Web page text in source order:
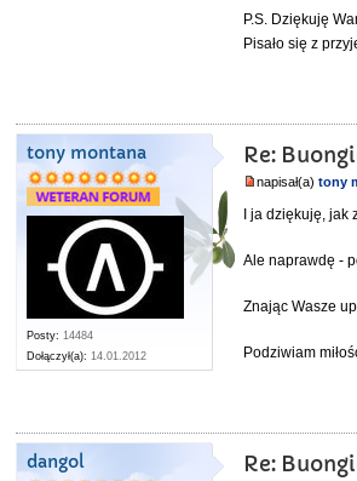
P.S. Dziękuję
Pisało się z
tony montana
Posty: 14484
Dołączył(a): 14.01.2012
Re:
napisał(a)tony
I ja dziękuję,
Ale naprawdę -
Znając Wasze
Podziwiam
dangol Re: